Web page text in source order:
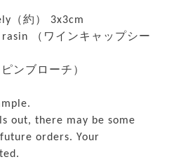
（約） 3x3cm
（ワインキャップシー
ンブローチ）
out, there may be some
orders. Your